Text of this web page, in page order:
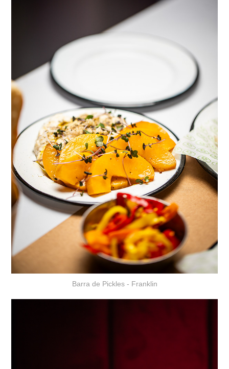
Barra de Pickles - Franklin